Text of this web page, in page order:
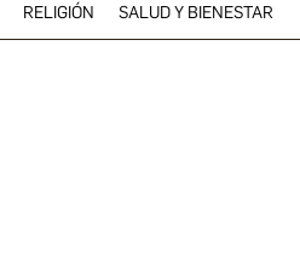
RELIGIÓN SALUD Y BIENESTAR